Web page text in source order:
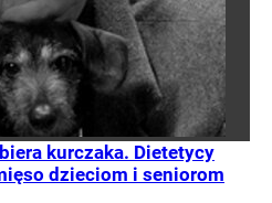
kurczaka. Dietetycy
dzieciom i seniorom